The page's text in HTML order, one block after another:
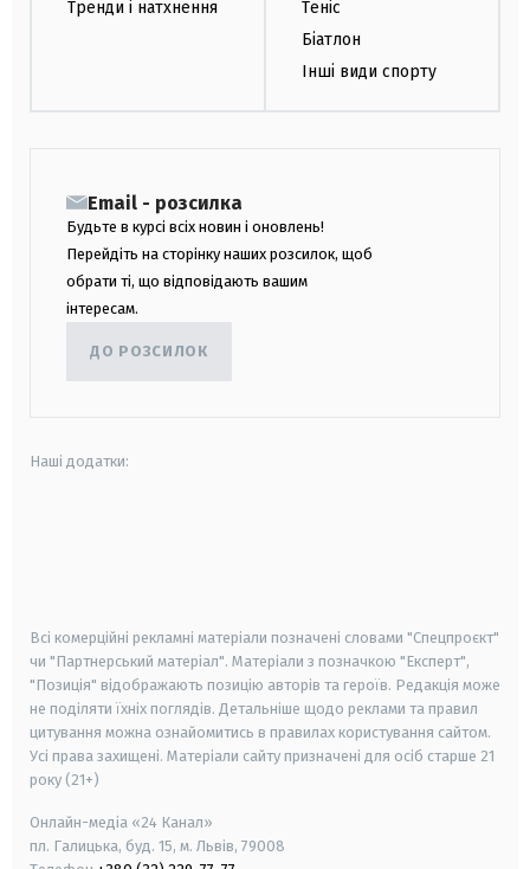
Тренди і натхнення
Теніс
Біатлон
Інші види спорту
Email - розсилка
Будьте в курсі всіх новин і оновлень!
Перейдіть на сторінку наших розсилок, щоб
обрати ті, що відповідають вашим
інтересам.
ДО РОЗСИЛОК
Наші додатки:
Всі комерційні рекламні матеріали позначені словами "Спецпроєкт"
чи "Партнерський матеріал". Матеріали з позначкою "Експерт",
"Позиція" відображають позицію авторів та героїв. Редакція може
не поділяти їхніх поглядів. Детальніше щодо реклами та правил
цитування можна ознайомитись в правилах користування сайтом.
Усі права захищені. Матеріали сайту призначені для осіб старше 21
року (21+)
Онлайн-медіа «24 Канал»
пл. Галицька, буд. 15, м. Львів, 79008